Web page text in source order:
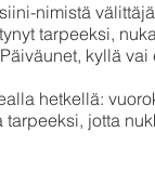
nimistä
tarpeeksi,
kyllä vai
hetkellä:
jotta